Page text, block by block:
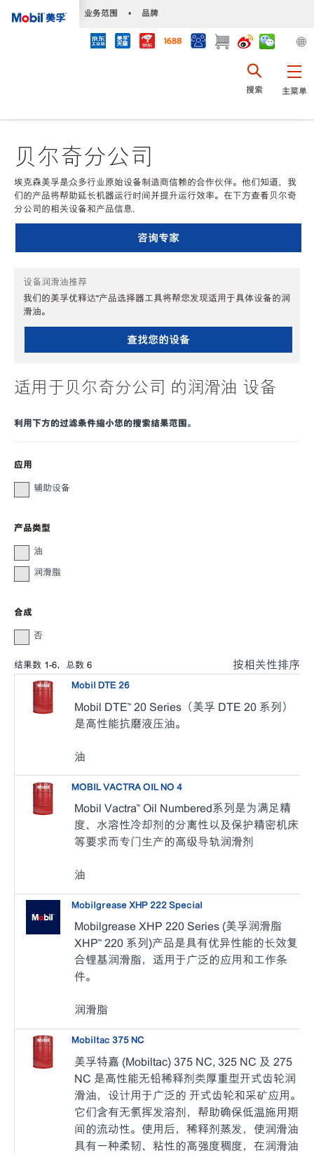
业务范围 • 品牌
主菜单
搜索
贝尔奇分公司
埃克森美孚是众多行业原始设备制造商信赖的合作伙伴。他们知道，我
们的产品将帮助延长机器运行时间并提升运行效率。在下方查看贝尔奇
分公司的相关设备和产品信息.
咨询专家
设备润滑油推荐
我们的美孚优释达℠产品选择器工具将帮您发现适用于具体设备的润
滑油。
查找您的设备
适用于贝尔奇分公司 的润滑油 设备
利用下方的过滤条件缩小您的搜索结果范围。
应用
辅助设备
产品类型
油
润滑脂
合成
否
结果数 1-6，总数 6 按相关性排序
Mobil DTE 26
Mobil DTE™ 20 Series（美孚 DTE 20 系列）
是高性能抗磨液压油。
油
MOBIL VACTRA OIL NO 4
Mobil Vactra™ Oil Numbered系列是为满足精
度、水溶性冷却剂的分离性以及保护精密机床
等要求而专门生产的高级导轨润滑剂
油
Mobilgrease XHP 222 Special
Mobilgrease XHP 220 Series (美孚润滑脂
XHP™ 220 系列)产品是具有优异性能的长效复
合锂基润滑脂，适用于广泛的应用和工作条
件。
润滑脂
Mobiltac 375 NC
美孚特嘉 (Mobiltac) 375 NC, 325 NC 及 275
NC 是高性能无铅稀释剂类厚重型开式齿轮润
滑油，设计用于广泛的 开式齿轮和采矿应用。
它们含有无氯挥发溶剂，帮助确保低温施用期
间的流动性。使用后，稀释剂蒸发，使润滑油
具有一种柔韧、粘性的高强度稠度，在润滑油